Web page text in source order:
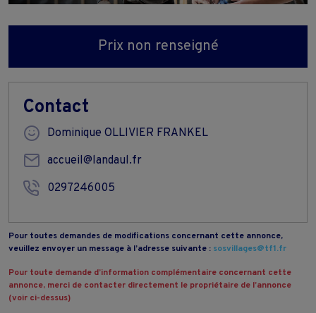
Prix non renseigné
Contact
Dominique OLLIVIER FRANKEL
accueil@landaul.fr
0297246005
Pour toutes demandes de modifications concernant cette annonce,
veuillez envoyer un message à l’adresse suivante : sosvillages@tf1.fr
Pour toute demande d’information complémentaire concernant cette
annonce, merci de contacter directement le propriétaire de l’annonce
(voir ci-dessus)